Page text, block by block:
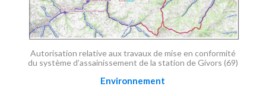
Autorisation relative aux travaux de mise en conformité
du système d’assainissement de la station de Givors (69)
Environnement